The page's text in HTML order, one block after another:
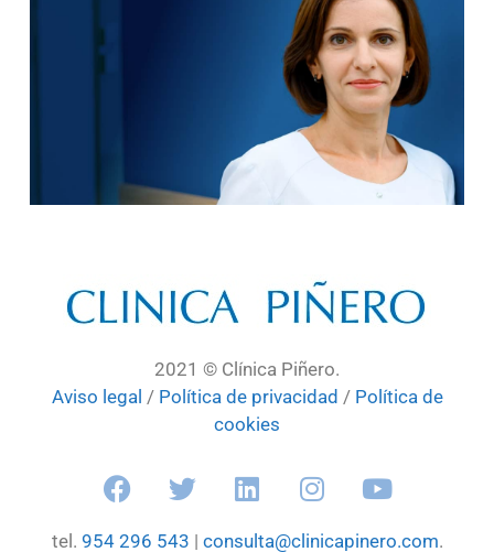
2021 © Clínica Piñero.
Aviso legal / Política de privacidad / Política de
cookies
tel. 954 296 543 | consulta@clinicapinero.com.